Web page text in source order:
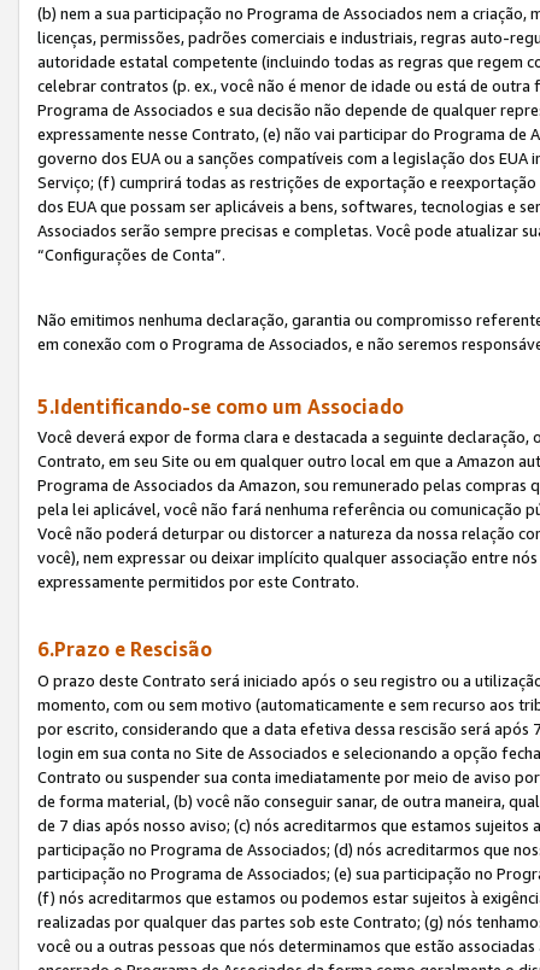
(b) nem a sua participação no Programa de Associados nem a
licenças, permissões, padrões comerciais e industriais, regras auto-
autoridade estatal competente (incluindo todas as regras que regem
celebrar contratos (p. ex., você não é menor de idade ou está de
Programa de Associados e sua decisão não depende de qualquer
expressamente nesse Contrato, (e) não vai participar do Programa
governo dos EUA ou a sanções compatíveis com a legislação dos
Serviço; (f) cumprirá todas as restrições de exportação e
dos EUA que possam ser aplicáveis a bens, softwares, tecnologias e
Associados serão sempre precisas e completas. Você pode atualizar
“Configurações de Conta”.
Não emitimos nenhuma declaração, garantia ou compromisso
em conexão com o Programa de Associados, e não seremos
5.Identificando-se como um Associado
Você deverá expor de forma clara e destacada a seguinte
Contrato, em seu Site ou em qualquer outro local em que a Amazon
Programa de Associados da Amazon, sou remunerado pelas
pela lei aplicável, você não fará nenhuma referência ou comunicação
Você não poderá deturpar ou distorcer a natureza da nossa relação
você), nem expressar ou deixar implícito qualquer associação entre
expressamente permitidos por este Contrato.
6.Prazo e Rescisão
O prazo deste Contrato será iniciado após o seu registro ou a
momento, com ou sem motivo (automaticamente e sem recurso aos
por escrito, considerando que a data efetiva dessa rescisão será
login em sua conta no Site de Associados e selecionando a opção
Contrato ou suspender sua conta imediatamente por meio de aviso
de forma material, (b) você não conseguir sanar, de outra maneira,
de 7 dias após nosso aviso; (c) nós acreditarmos que estamos
participação no Programa de Associados; (d) nós acreditarmos que
participação no Programa de Associados; (e) sua participação no
(f) nós acreditarmos que estamos ou podemos estar sujeitos à
realizadas por qualquer das partes sob este Contrato; (g) nós
você ou a outras pessoas que nós determinamos que estão